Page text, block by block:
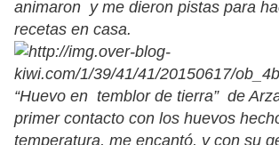
animaron y me dieron pistas para
recetas en casa.
“Huevo en temblor de tierra” de
primer contacto con los huevos
temperatura, me encantó, y con su